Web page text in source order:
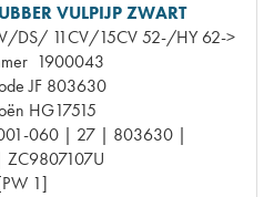
VULPIJP ZWART
DS/ 11CV/15CV 52-/HY 62->
1900043
JF 803630
HG17515
060 | 27 | 803630 |
ZC9807107U
1]